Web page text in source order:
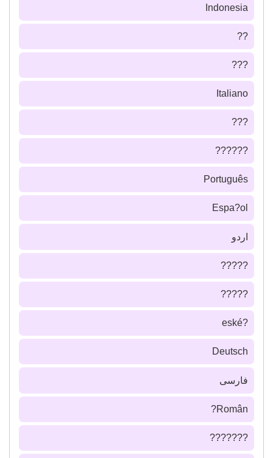
Indonesia
??
???
Italiano
???
??????
Português
Espa?ol
اردو
?????
?????
?eské
Deutsch
فارسى
Român?
???????